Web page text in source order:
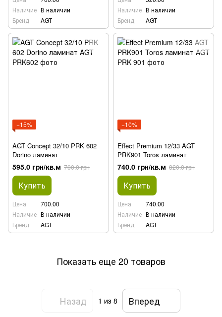
Наличие В наличии
Бренд
AGT
Наличие В наличии
Бренд
AGT
−15%
AGT Concept 32/10 PRK 602
Dorino ламинат
595.0 грн/кв.м 700.0 грн
Купить
Цена
700.00
Наличие В наличии
Бренд
AGT
−10%
Effect Premium 12/33 AGT
PRK901 Toros ламинат
740.0 грн/кв.м 820.0 грн
Купить
Цена
740.00
Наличие В наличии
Бренд
AGT
Показать еще 20 товаров
Назад 1 из 8 Вперед